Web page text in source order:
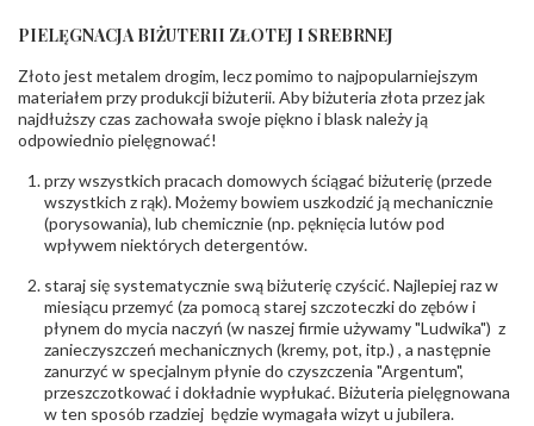
INNE PARAMETRY
Producent
odpowiedzialny:
Łazur sp.j. Kowalowy 134 38-200 Jasło; NIP:
6850004631; tel.13 44 56 100;
biuro@obraczki.pl ,PZ Stelmach Sp. z o.o. ul.
Północna 22 45-805 Opole; NIP 7542889545;
Tel. +48 77 54 90 100; biuro@stelmach.pl
Bezpieczeństwo
- rodzaj
ostrzeżenia:
Nie nadaje się dla dzieci w wieku poniżej 3 lat
, Elementy w wyrobie wykonane z białego złota
zawierają nikiel
PIELĘGNACJA BIŻUTERII ZŁOTEJ I SREBRNEJ
Złoto jest metalem drogim, lecz pomimo to najpopularniejszym
materiałem przy produkcji biżuterii. Aby biżuteria złota przez jak
najdłuższy czas zachowała swoje piękno i blask należy ją
odpowiednio pielęgnować!
przy wszystkich pracach domowych ściągać biżuterię (przede
wszystkich z rąk). Możemy bowiem uszkodzić ją mechanicznie
(porysowania), lub chemicznie (np. pęknięcia lutów pod
wpływem niektórych detergentów.
staraj się systematycznie swą biżuterię czyścić. Najlepiej raz w
miesiącu przemyć (za pomocą starej szczoteczki do zębów i
płynem do mycia naczyń (w naszej firmie używamy "Ludwika") z
zanieczyszczeń mechanicznych (kremy, pot, itp.) , a następnie
zanurzyć w specjalnym płynie do czyszczenia "Argentum",
przeszczotkować i dokładnie wypłukać. Biżuteria pielęgnowana
w ten sposób rzadziej będzie wymagała wizyt u jubilera.